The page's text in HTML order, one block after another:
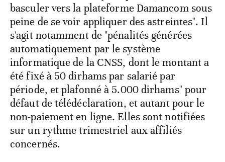
basculer vers la plateforme Damancom sous
peine de se voir appliquer des astreintes". Il
s'agit notamment de "pénalités générées
automatiquement par le système
informatique de la CNSS, dont le montant a
été fixé à 50 dirhams par salarié par
période, et plafonné à 5.000 dirhams" pour
défaut de télédéclaration, et autant pour le
non-paiement en ligne. Elles sont notifiées
sur un rythme trimestriel aux affiliés
concernés.